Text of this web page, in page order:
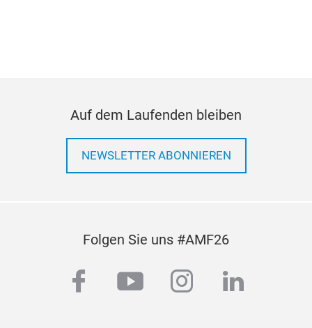
Auf dem Laufenden bleiben
NEWSLETTER ABONNIEREN
Folgen Sie uns #AMF26
facebook
youtubeinstagram
linkedin